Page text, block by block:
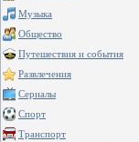
Музыка
Общество
Путешествия и события
Развлечения
Сериалы
Спорт
Транспорт